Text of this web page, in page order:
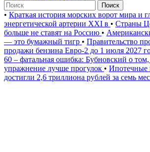
Поиск
• Краткая история морских ворот мира и
энергетической артерии XXI в • Страны
больше не ставят на Россию •
— это бумажный тигр • Правительство
продажи бензина Евро-2 до 1 июля 2027
60 – фатальная ошибка: Бубновский о том,
упражнение лучше прогулок • Ипотечные
достигли 2,6 триллиона рублей за семь